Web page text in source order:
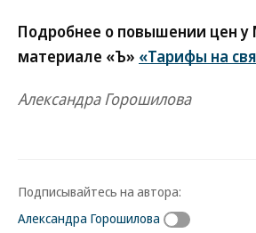
Подробнее о повышении цен
материале «Ъ» «Тарифы на
Александра Горошилова
Подписывайтесь на автора:
Александра Горошилова